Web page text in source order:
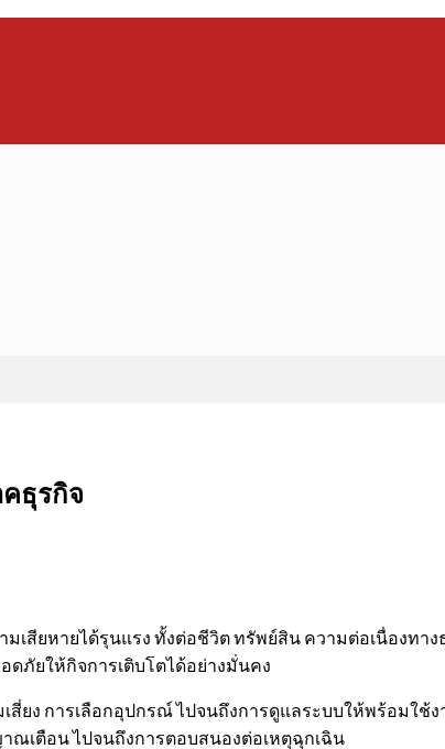
คธุรกิจ
ยหายได้รุนแรง ทั้งต่อชีวิต ทรัพย์สิน ความต่อเนื่องทาง
ภัยให้กิจการเติบโตได้อย่างมั่นคง
ง การเลือกอุปกรณ์ ไปจนถึงการดูแลระบบให้พร้อมใช้ง
เตือน ไปจนถึงการตอบสนองต่อเหตุฉุกเฉิน